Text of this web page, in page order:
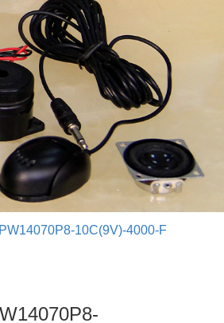
10C(9V)-4000-F